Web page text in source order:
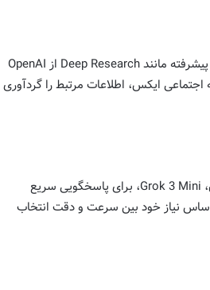
گراک ۳ با قابلیت نوآورانه DeepSearch، رقیبی جدی برای ابزارهای تحقیقاتی پیشرفته مانند Deep Research از OpenAI
ایکس، اطلاعات مرتبط را گردآوری
گراک ۳ تنها یک مدل نیست، بلکه خانواده‌ای از مدل‌هاست. نسخه سبک‌تر آن، Grok 3 Mini، برای پاسخگویی سریع
نیاز خود بین سرعت و دقت انتخاب